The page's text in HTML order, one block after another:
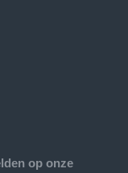
op onze